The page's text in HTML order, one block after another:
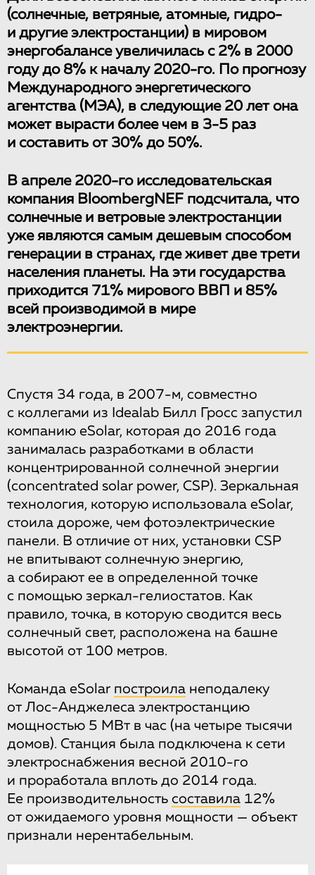
(солнечные, ветряные, атомные, гидро-
и другие электростанции) в мировом
энергобалансе увеличилась с 2% в 2000
году до 8% к началу 2020-го. По прогнозу
Международного энергетического
агентства (МЭА), в следующие 20 лет она
может вырасти более чем в 3-5 раз
и составить от 30% до 50%.
В апреле 2020-го исследовательская
компания BloombergNEF подсчитала, что
солнечные и ветровые электростанции
уже являются самым дешевым способом
генерации в странах, где живет две трети
населения планеты. На эти государства
приходится 71% мирового ВВП и 85%
всей производимой в мире
электроэнергии.
Спустя 34 года, в 2007-м, совместно
с коллегами из Idealab Билл Гросс запустил
компанию eSolar, которая до 2016 года
занималась разработками в области
концентрированной солнечной энергии
(concentrated solar power, CSP). Зеркальная
технология, которую использовала eSolar,
стоила дороже, чем фотоэлектрические
панели. В отличие от них, установки CSP
не впитывают солнечную энергию,
а собирают ее в определенной точке
с помощью зеркал-гелиостатов. Как
правило, точка, в которую сводится весь
солнечный свет, расположена на башне
высотой от 100 метров.
Команда eSolar построила неподалеку
от Лос-Анджелеса электростанцию
мощностью 5 МВт в час (на четыре тысячи
домов). Станция была подключена к сети
электроснабжения весной 2010-го
и проработала вплоть до 2014 года.
Ее производительность составила 12%
от ожидаемого уровня мощности — объект
признали нерентабельным.